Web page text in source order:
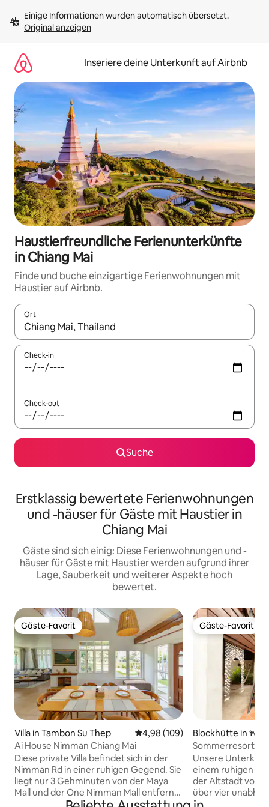
Inhalten
springenOriginal anzeigen
Inseriere deine Unterkunft auf Airbnb
Haustierfreundliche Ferienunterkünfte
in Chiang Mai
Finde und buche einzigartige Ferienwohnungen mit
Haustier auf Airbnb.
Ort
Wenn Ergebnisse verfügbar sind, navigiere mit den
Check-in
Check-out
Suche
Erstklassig bewertete Ferienwohnungen
und -häuser für Gäste mit Haustier in
Chiang Mai
Gäste sind sich einig: Diese Ferienwohnungen und -
häuser für Gäste mit Haustier werden aufgrund ihrer
Lage, Sauberkeit und weiterer Aspekte hoch
bewertet.
Gäste-Favorit
Gäste-Favorit
Villa in Tambon Su Thep Durchschnittliche Bewertung:
4,98 (109)
Ai House Nimman Chiang Mai
Diese private Villa befindet sich in der
Nimman Rd in einer ruhigen Gegend. Sie
liegt nur 3 Gehminuten von der Maya
Mall und der One Nimman Mall entfernt.
Die Villa verfügt über 4 Schlafzimmer
Gäste-Favorit
Gäste-Favorit
Blockhütte in พระ
Sommerresort in
Unsere
einem ruhigen
der Altstadt von
über vier
die etwa 90 Jahre